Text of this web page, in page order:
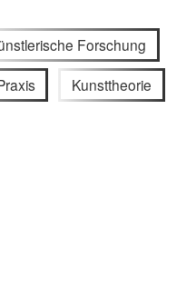
Forschung
Kunsttheorie